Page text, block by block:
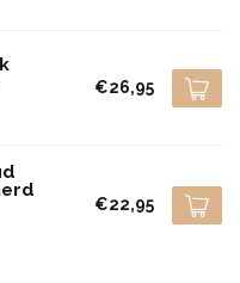
€26,95
€22,95